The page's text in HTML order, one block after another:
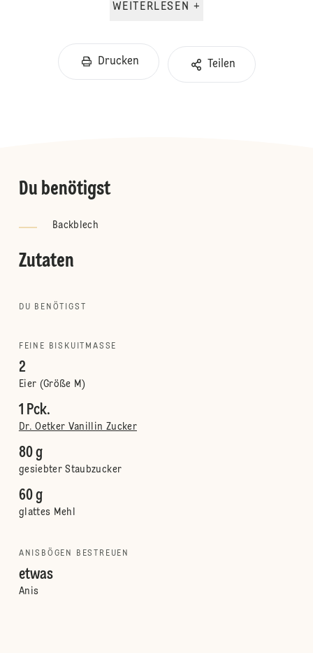
WEITERLESEN +
Drucken Teilen
Du benötigst
Backblech
Zutaten
DU BENÖTIGST
FEINE BISKUITMASSE
2
Eier (Größe M)
1 Pck.
Dr. Oetker Vanillin Zucker
80 g
gesiebter Staubzucker
60 g
glattes Mehl
ANISBÖGEN BESTREUEN
etwas
Anis